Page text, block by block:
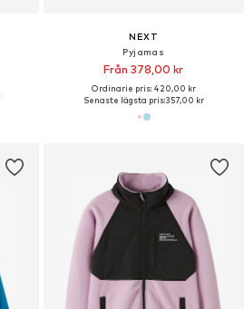
NEXT
Pyjamas
Från 378,00 kr
Ordinarie pris: 420,00 kr
Senaste lägsta pris:357,00 kr